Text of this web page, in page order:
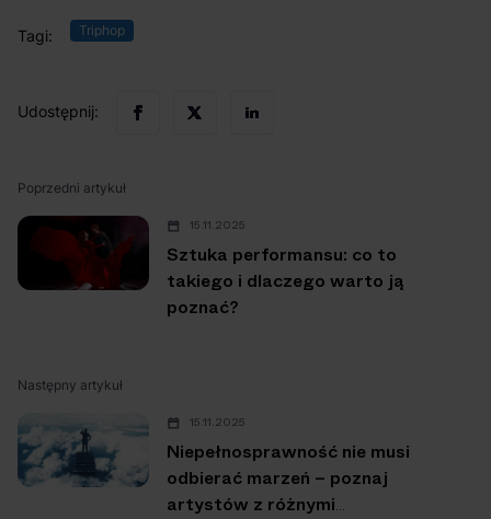
Tagi: Triphop
Udostępnij:
Poprzedni artykuł
15.11.2025
Sztuka performansu: co to
takiego i dlaczego warto ją
poznać?
Następny artykuł
15.11.2025
Niepełnosprawność nie musi
odbierać marzeń – poznaj
artystów z różnymi